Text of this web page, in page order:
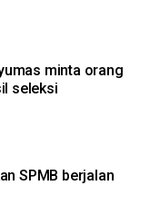
minta orang
seleksi
SPMB berjalan